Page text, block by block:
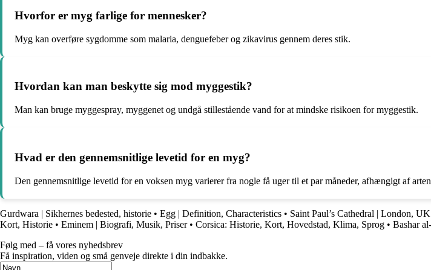
Hvorfor er myg farlige for mennesker?
Myg kan overføre sygdomme som malaria, denguefeber og zikavirus gennem deres stik.
Hvordan kan man beskytte sig mod myggestik?
Man kan bruge myggespray, myggenet og undgå stillestående vand for at mindske risikoen for myggestik.
Hvad er den gennemsnitlige levetid for en myg?
Den gennemsnitlige levetid for en voksen myg varierer fra nogle få uger til et par måneder, afhængigt af
Gurdwara | Sikhernes bedested, historie • Egg | Definition, Characteristics • Saint Paul’s Cathedral | London,
Kort, Historie • Eminem | Biografi, Musik, Priser• Corsica: Historie, Kort, Hovedstad, Klima, Sprog • Bashar
Følg med – få vores nyhedsbrev
Få inspiration, viden og små genveje direkte i din indbakke.